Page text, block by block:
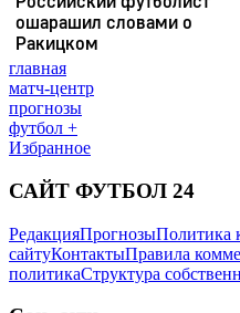
главная
матч-центр
прогнозы
футбол +
Избранное
САЙТ ФУТБОЛ 24
РедакцияПрогнозыПолитика
сайтуКонтактыПравила
политикаСтруктура